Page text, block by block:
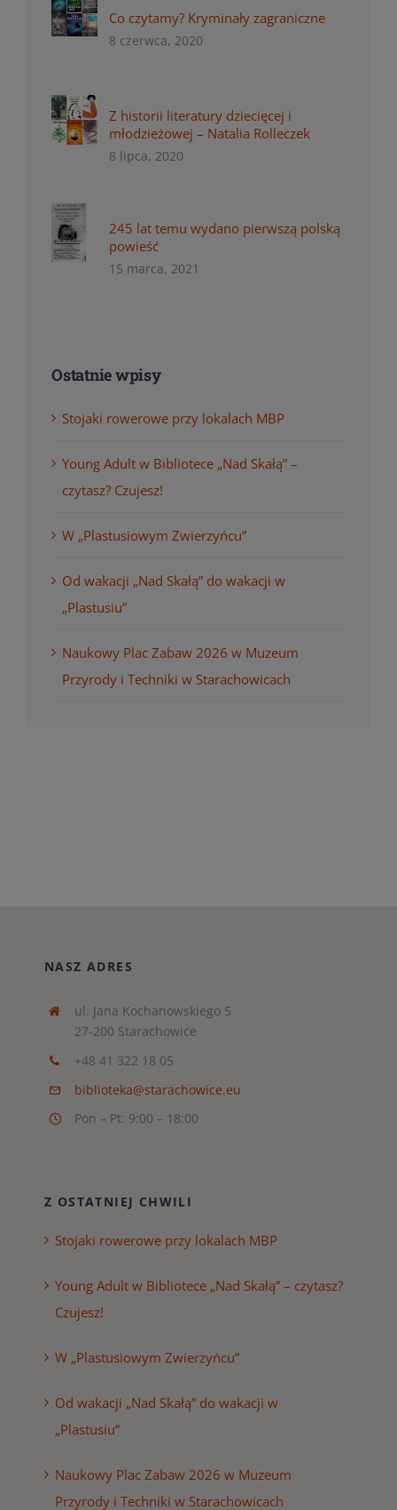
Co czytamy? Kryminały zagraniczne
8 czerwca, 2020
Z historii literatury dziecięcej i
młodzieżowej – Natalia Rolleczek
8 lipca, 2020
245 lat temu wydano pierwszą polską
powieść
15 marca, 2021
Ostatnie wpisy
Stojaki rowerowe przy lokalach MBP
Young Adult w Bibliotece „Nad Skałą” –
czytasz? Czujesz!
W „Plastusiowym Zwierzyńcu”
Od wakacji „Nad Skałą” do wakacji w
„Plastusiu”
Naukowy Plac Zabaw 2026 w Muzeum
Przyrody i Techniki w Starachowicach
NASZ ADRES
ul. Jana Kochanowskiego 5
27-200 Starachowice
+48 41 322 18 05
biblioteka@starachowice.eu
Pon – Pt: 9:00 – 18:00
Z OSTATNIEJ CHWILI
Stojaki rowerowe przy lokalach MBP
Young Adult w Bibliotece „Nad Skałą” – czytasz?
Czujesz!
W „Plastusiowym Zwierzyńcu”
Od wakacji „Nad Skałą” do wakacji w
„Plastusiu”
Naukowy Plac Zabaw 2026 w Muzeum
Przyrody i Techniki w Starachowicach